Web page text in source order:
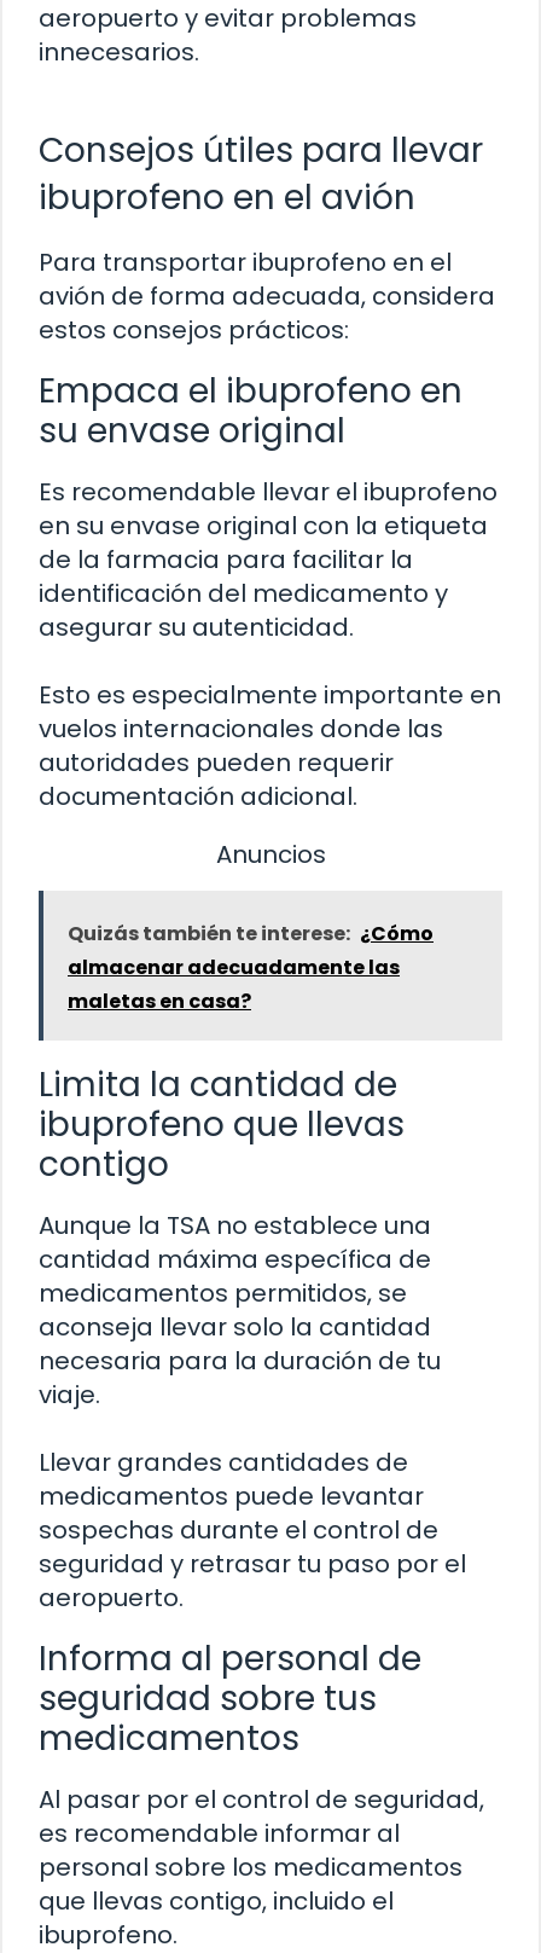
aeropuerto y evitar problemas
innecesarios.
Consejos útiles para llevar
ibuprofeno en el avión
Para transportar ibuprofeno en el
avión de forma adecuada, considera
estos consejos prácticos:
Empaca el ibuprofeno en
su envase original
Es recomendable llevar el ibuprofeno
en su envase original con la etiqueta
de la farmacia para facilitar la
identificación del medicamento y
asegurar su autenticidad.
Esto es especialmente importante en
vuelos internacionales donde las
autoridades pueden requerir
documentación adicional.
Anuncios
Quizás también te interese: ¿Cómo
almacenar adecuadamente las
maletas en casa?
Limita la cantidad de
ibuprofeno que llevas
contigo
Aunque la TSA no establece una
cantidad máxima específica de
medicamentos permitidos, se
aconseja llevar solo la cantidad
necesaria para la duración de tu
viaje.
Llevar grandes cantidades de
medicamentos puede levantar
sospechas durante el control de
seguridad y retrasar tu paso por el
aeropuerto.
Informa al personal de
seguridad sobre tus
medicamentos
Al pasar por el control de seguridad,
es recomendable informar al
personal sobre los medicamentos
que llevas contigo, incluido el
ibuprofeno.